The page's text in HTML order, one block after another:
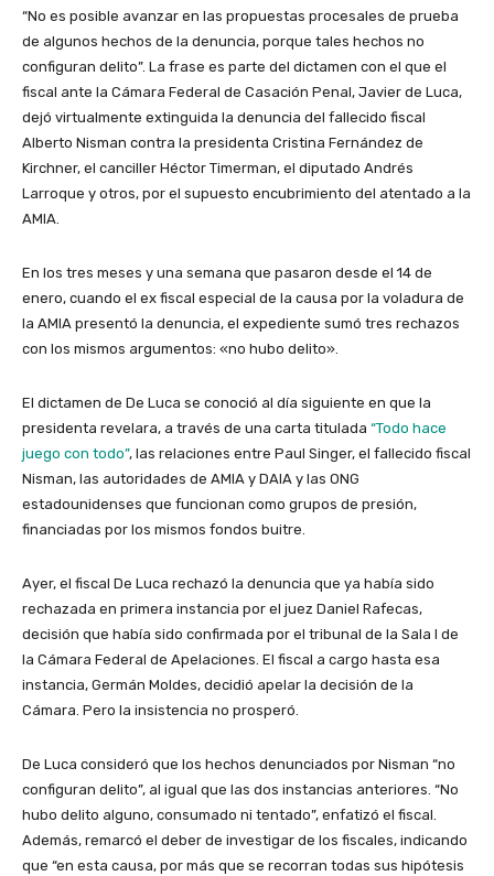
“No es posible avanzar en las propuestas procesales de prueba
de algunos hechos de la denuncia, porque tales hechos no
configuran delito”. La frase es parte del dictamen con el que el
fiscal ante la Cámara Federal de Casación Penal, Javier de Luca,
dejó virtualmente extinguida la denuncia del fallecido fiscal
Alberto Nisman contra la presidenta Cristina Fernández de
Kirchner, el canciller Héctor Timerman, el diputado Andrés
Larroque y otros, por el supuesto encubrimiento del atentado a la
AMIA.
En los tres meses y una semana que pasaron desde el 14 de
enero, cuando el ex fiscal especial de la causa por la voladura de
la AMIA presentó la denuncia, el expediente sumó tres rechazos
con los mismos argumentos: «no hubo delito».
El dictamen de De Luca se conoció al día siguiente en que la
presidenta revelara, a través de una carta titulada “Todo hace
juego con todo”, las relaciones entre Paul Singer, el fallecido fiscal
Nisman, las autoridades de AMIA y DAIA y las ONG
estadounidenses que funcionan como grupos de presión,
financiadas por los mismos fondos buitre.
Ayer, el fiscal De Luca rechazó la denuncia que ya había sido
rechazada en primera instancia por el juez Daniel Rafecas,
decisión que había sido confirmada por el tribunal de la Sala I de
la Cámara Federal de Apelaciones. El fiscal a cargo hasta esa
instancia, Germán Moldes, decidió apelar la decisión de la
Cámara. Pero la insistencia no prosperó.
De Luca consideró que los hechos denunciados por Nisman “no
configuran delito”, al igual que las dos instancias anteriores. “No
hubo delito alguno, consumado ni tentado”, enfatizó el fiscal.
Además, remarcó el deber de investigar de los fiscales, indicando
que “en esta causa, por más que se recorran todas sus hipótesis